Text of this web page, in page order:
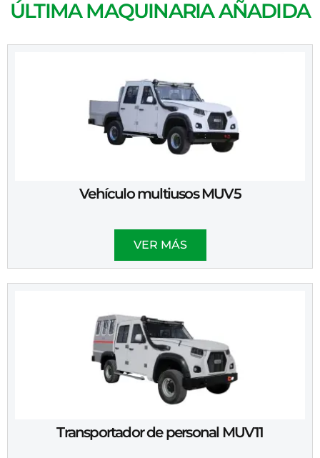
ÚLTIMA MAQUINARIA AÑADIDA
Vehículo multiusos MUV5
VER MÁS
Transportador de personal MUV11